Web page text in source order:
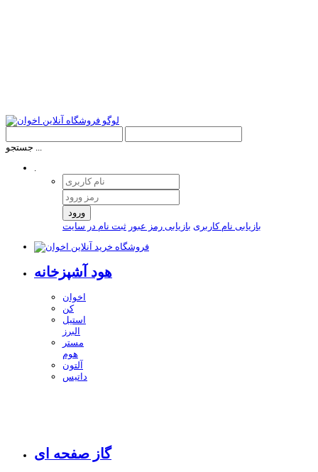
جستجو ...
.
ورود
بازیابی نام کاربری بازیابی رمز عبور ثبت نام در سایت
هود آشپزخانه
اخوان
کن
استیل
البرز
مستر
هوم
آلتون
داتیس
گاز صفحه ای